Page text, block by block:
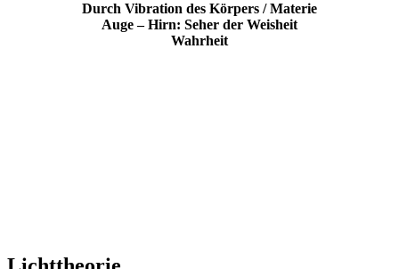
Durch Vibration des Körpers / Materie
Auge – Hirn: Seher der Weisheit
Wahrheit